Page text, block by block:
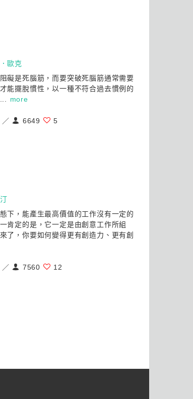
歐克
礙是死腦筋，而要突破死腦筋通常需要
能擺脫慣性，以一種不符合過去慣例的
more
6649 5
下，能產生最高價值的工作沒有一定的
肯定的是，它一定是由創意工作所組
了，你要如何變得更有創造力、更有創
7560 12